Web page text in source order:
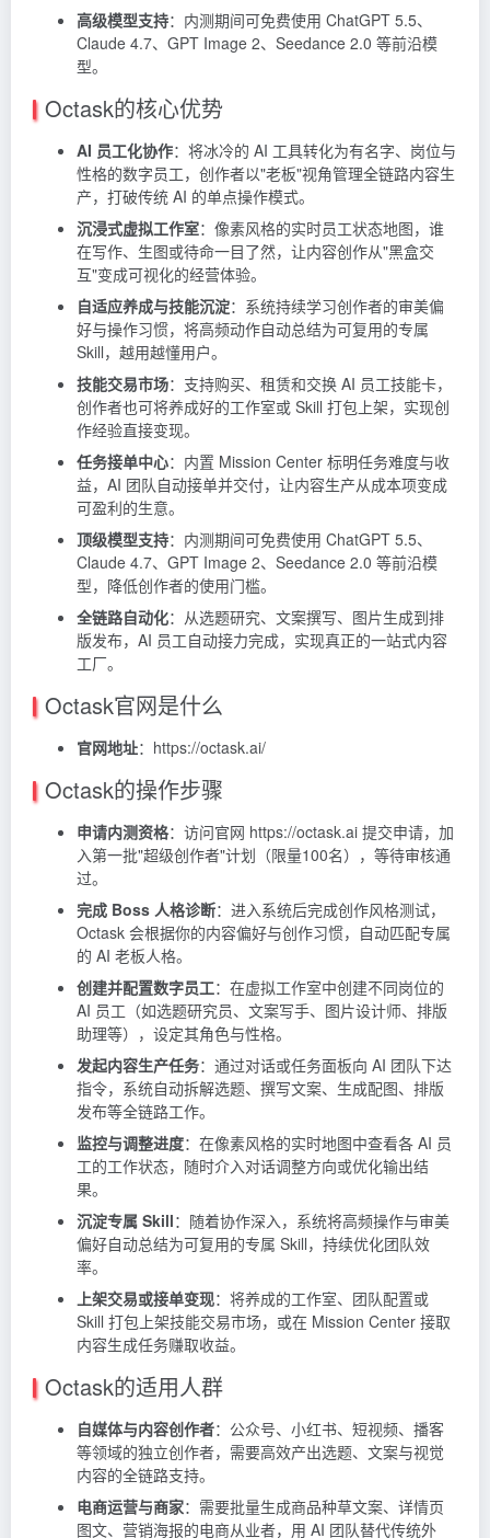
高级模型支持：内测期间可免费使用 ChatGPT 5.5、
Claude 4.7、GPT Image 2、Seedance 2.0 等前沿模
型。
Octask的核心优势
AI 员工化协作：将冰冷的 AI 工具转化为有名字、岗位与
性格的数字员工，创作者以"老板"视角管理全链路内容生
产，打破传统 AI 的单点操作模式。
沉浸式虚拟工作室：像素风格的实时员工状态地图，谁
在写作、生图或待命一目了然，让内容创作从"黑盒交
互"变成可视化的经营体验。
自适应养成与技能沉淀：系统持续学习创作者的审美偏
好与操作习惯，将高频动作自动总结为可复用的专属
Skill，越用越懂用户。
技能交易市场：支持购买、租赁和交换 AI 员工技能卡，
创作者也可将养成好的工作室或 Skill 打包上架，实现创
作经验直接变现。
任务接单中心：内置 Mission Center 标明任务难度与收
益，AI 团队自动接单并交付，让内容生产从成本项变成
可盈利的生意。
顶级模型支持：内测期间可免费使用 ChatGPT 5.5、
Claude 4.7、GPT Image 2、Seedance 2.0 等前沿模
型，降低创作者的使用门槛。
全链路自动化：从选题研究、文案撰写、图片生成到排
版发布，AI 员工自动接力完成，实现真正的一站式内容
工厂。
Octask官网是什么
官网地址：https://octask.ai/
Octask的操作步骤
申请内测资格：访问官网 https://octask.ai 提交申请，加
入第一批"超级创作者"计划（限量100名），等待审核通
过。
完成 Boss 人格诊断：进入系统后完成创作风格测试，
Octask 会根据你的内容偏好与创作习惯，自动匹配专属
的 AI 老板人格。
创建并配置数字员工：在虚拟工作室中创建不同岗位的
AI 员工（如选题研究员、文案写手、图片设计师、排版
助理等），设定其角色与性格。
发起内容生产任务：通过对话或任务面板向 AI 团队下达
指令，系统自动拆解选题、撰写文案、生成配图、排版
发布等全链路工作。
监控与调整进度：在像素风格的实时地图中查看各 AI 员
工的工作状态，随时介入对话调整方向或优化输出结
果。
沉淀专属 Skill：随着协作深入，系统将高频操作与审美
偏好自动总结为可复用的专属 Skill，持续优化团队效
率。
上架交易或接单变现：将养成的工作室、团队配置或
Skill 打包上架技能交易市场，或在 Mission Center 接取
内容生成任务赚取收益。
Octask的适用人群
自媒体与内容创作者：公众号、小红书、短视频、播客
等领域的独立创作者，需要高效产出选题、文案与视觉
内容的全链路支持。
电商运营与商家：需要批量生成商品种草文案、详情页
图文、营销海报的电商从业者，用 AI 团队替代传统外